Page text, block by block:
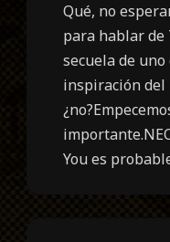
Qué, no
para hablar de
secuela de
inspiración del
You es